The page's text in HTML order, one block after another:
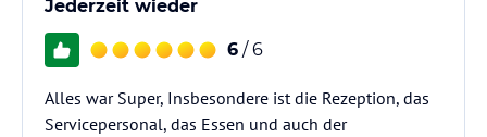
Jederzeit wieder
6 / 6
Alles war Super, Insbesondere ist die Rezeption, das
Servicepersonal, das Essen und auch der